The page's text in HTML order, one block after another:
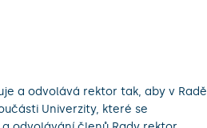
a odvolává rektor tak, aby v Radě
Univerzity, které se